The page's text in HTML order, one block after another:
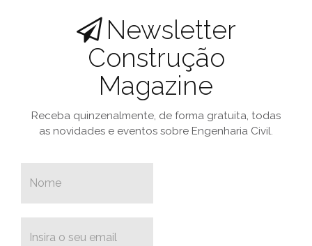
Newsletter
Construção
Magazine
Receba quinzenalmente, de forma gratuita, todas
as novidades e eventos sobre Engenharia Civil.